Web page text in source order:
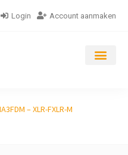
Login Account aanmaken
– XLR-FXLR-M